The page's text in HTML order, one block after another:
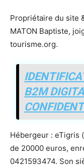
Propriétaire du site
MATON Baptiste,
tourisme.org.
B2M
Hébergeur : eTigris
de 20000 euros,
0421593474. Son